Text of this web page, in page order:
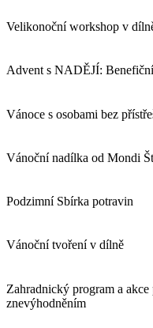
Velikonoční workshop v
Advent s NADĚJÍ:
Vánoce s osobami bez
Vánoční nadílka od Mondi
Podzimní Sbírka potravin
Vánoční tvoření v dílně
Zahradnický program a
znevýhodněním